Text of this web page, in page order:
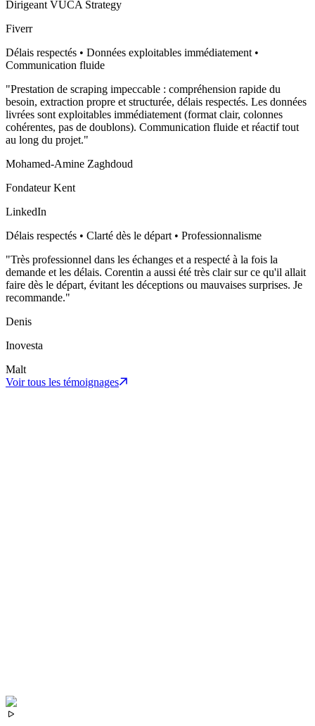
Dirigeant VUCA Strategy
Fiverr
Délais respectés • Données exploitables immédiatement •
Communication fluide
"Prestation de scraping impeccable : compréhension rapide du
besoin, extraction propre et structurée, délais respectés. Les données
livrées sont exploitables immédiatement (format clair, colonnes
cohérentes, pas de doublons). Communication fluide et réactif tout
au long du projet."
Mohamed-Amine Zaghdoud
Fondateur Kent
LinkedIn
Délais respectés • Clarté dès le départ • Professionnalisme
"Très professionnel dans les échanges et a respecté à la fois la
demande et les délais. Corentin a aussi été très clair sur ce qu'il allait
faire dès le départ, évitant les déceptions ou mauvaises surprises. Je
recommande."
Denis
Inovesta
Malt
Voir tous les témoignages